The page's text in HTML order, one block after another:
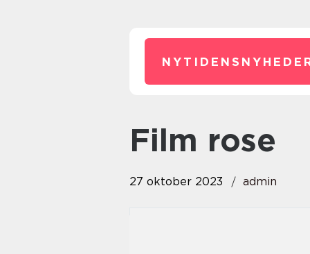
film rose
27 oktober 2023 admin